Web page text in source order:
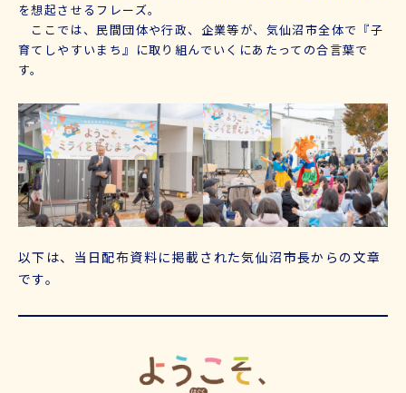
を想起させるフレーズ。
ここでは、民間団体や行政、企業等が、気仙沼市全体で『子
育てしやすいまち』に取り組んでいくにあたっての合言葉で
す。
以下は、当日配布資料に掲載された気仙沼市長からの文章
です。